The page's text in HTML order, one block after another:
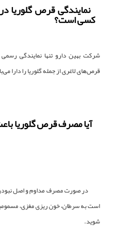
نمایندگی قرص گلوریا
کسی است؟
شرکت بهین دارو تنها نمایندگی
قرص‌های لاغری از جمله گلوریا را دارا
آیا مصرف قرص گلوریا
در صورت مصرف مداوم و اصل
است به سرطان، خون ریزی مغزی،
شوید.